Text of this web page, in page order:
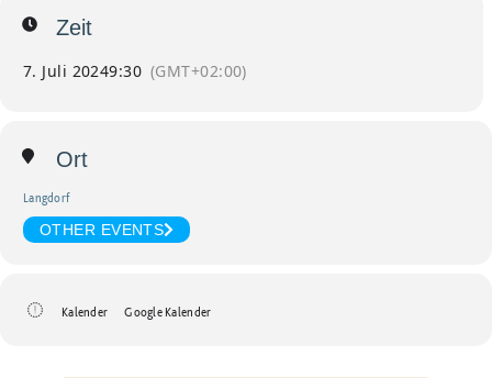
Zeit
7. Juli 20249:30 (GMT+02:00)
Ort
Langdorf
OTHER EVENTS
Kalender Google Kalender